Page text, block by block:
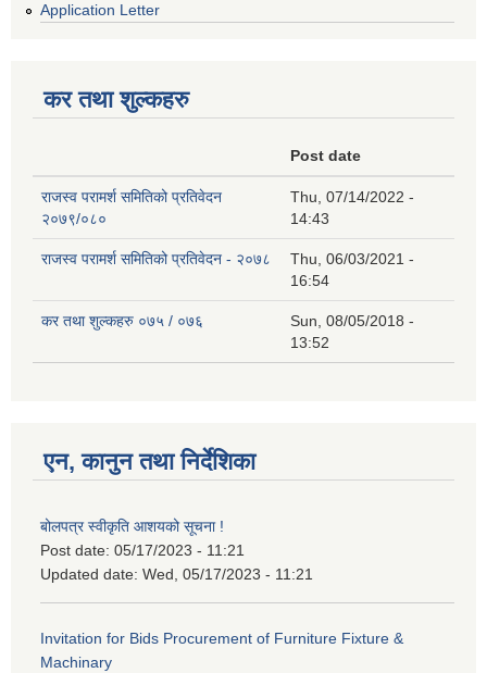
Application Letter
कर तथा शुल्कहरु
Post date
राजस्व परामर्श समितिको प्रतिवेदन
२०७९/०८०
Thu, 07/14/2022 -
14:43
राजस्व परामर्श समितिको प्रतिवेदन - २०७८
Thu, 06/03/2021 -
16:54
कर तथा शुल्कहरु ०७५ / ०७६
Sun, 08/05/2018 -
13:52
एन, कानुन तथा निर्देशिका
बोलपत्र स्वीकृति आशयको सूचना !
Post date: 05/17/2023 - 11:21
Updated date: Wed, 05/17/2023 - 11:21
Invitation for Bids Procurement of Furniture Fixture &
Machinary